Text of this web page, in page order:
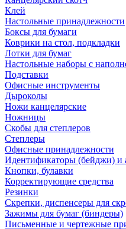
Клей
Настольные принадлежности
Боксы для бумаги
Коврики на стол, подкладки
Лотки для бумаг
Настольные наборы с
Подставки
Офисные инструменты
Дыроколы
Ножи канцелярские
Ножницы
Скобы для степлеров
Степлеры
Офисные принадлежности
Идентификаторы (бейджи) и
Кнопки, булавки
Корректирующие средства
Резинки
Скрепки, диспенсеры для
Зажимы для бумаг (биндеры)
Письменные и чертежные